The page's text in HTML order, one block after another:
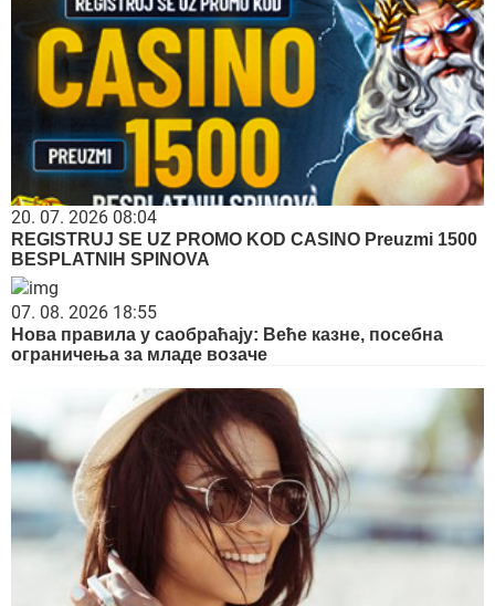
20. 07. 2026 08:04
REGISTRUJ SE UZ PROMO KOD CASINO Preuzmi 1500
BESPLATNIH SPINOVA
07. 08. 2026 18:55
Нова правила у саобраћају: Веће казне, посебна
ограничења за младе возаче